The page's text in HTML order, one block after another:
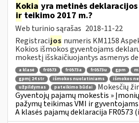
Kokia yra metinės
irteikimo 2017 m.?
Web turinio sąrašas 2018-11-22
Registracijos numeris KM1158
Kokios išmokos gyventojams
mokestį išskaičiuojantys asmenys
a klasė fr0573 fr0573a fr0573u gpm
gpmį 24 str
išmokos nuolatiniams
išmokos
užpildymas
pateikimo būdai
Mokesčių
Gyventojų pajamų mokestis »
pažymų teikimas VMI ir
A klasės pajamų deklaracija FR0573